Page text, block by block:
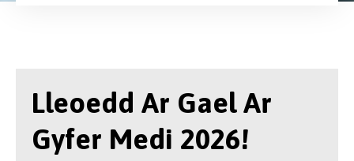
Lleoedd Ar Gael Ar
Gyfer Medi 2026!